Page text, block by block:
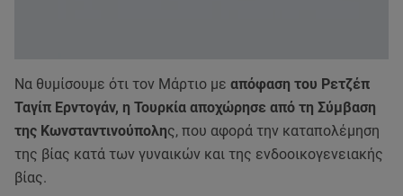
Να θυμίσουμε ότι τον Μάρτιο με απόφαση του Ρετζέπ
Ταγίπ Ερντογάν, η Τουρκία αποχώρησε από τη Σύμβαση
της Κωνσταντινούπολης, που αφορά την καταπολέμηση
της βίας κατά των γυναικών και της ενδοοικογενειακής
βίας.